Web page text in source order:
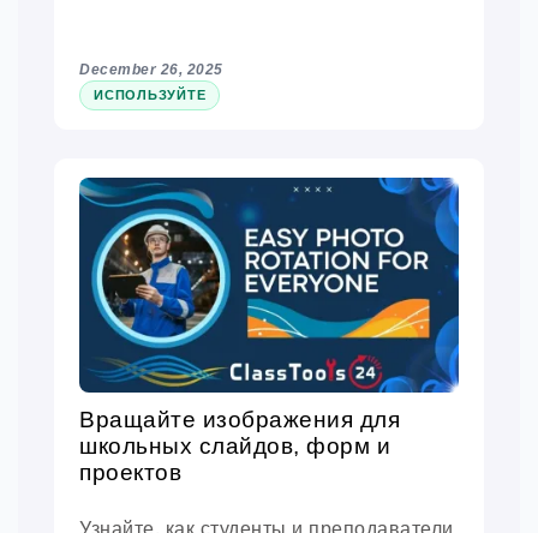
December 26, 2025
ИСПОЛЬЗУЙТЕ
Вращайте изображения для
школьных слайдов, форм и
проектов